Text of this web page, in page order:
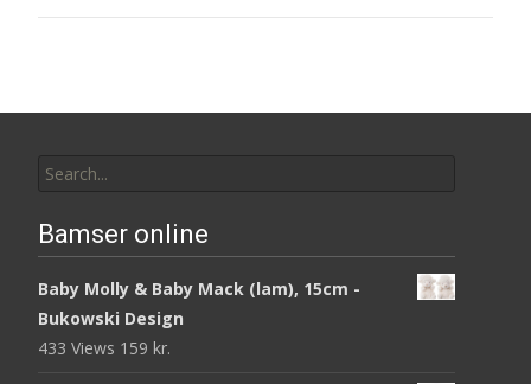
for:
Bamser online
Baby Molly & Baby Mack (lam), 15cm -
Bukowski Design
433 Views 159 kr.